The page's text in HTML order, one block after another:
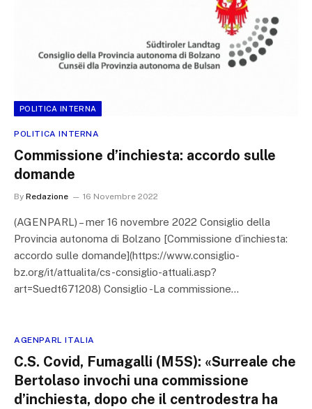
POLITICA INTERNA
POLITICA INTERNA
Commissione d’inchiesta: accordo sulle
domande
By Redazione 16 Novembre 2022
(AGENPARL) – mer 16 novembre 2022 Consiglio della
Provincia autonoma di Bolzano [Commissione d’inchiesta:
accordo sulle domande](https://www.consiglio-
bz.org/it/attualita/cs-consiglio-attuali.asp?
art=Suedt671208) Consiglio -La commissione…
AGENPARL ITALIA
C.S. Covid, Fumagalli (M5S): «Surreale che
Bertolaso invochi una commissione
d’inchiesta, dopo che il centrodestra ha